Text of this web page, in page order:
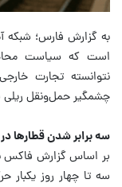
به گزارش فارس؛ شبکه
است که سیاست
نتوانسته تجارت
چشمگیر حمل‌ونقل
سه برابر شدن قطارها
بر اساس گزارش فاکس
سه تا چهار روز یکبار